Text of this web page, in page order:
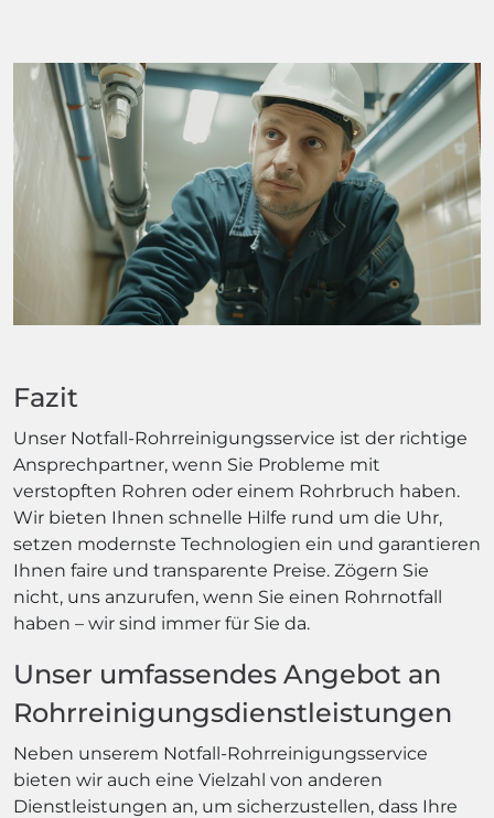
Fazit
Unser Notfall-Rohrreinigungsservice ist der richtige
Ansprechpartner, wenn Sie Probleme mit
verstopften Rohren oder einem Rohrbruch haben.
Wir bieten Ihnen schnelle Hilfe rund um die Uhr,
setzen modernste Technologien ein und garantieren
Ihnen faire und transparente Preise. Zögern Sie
nicht, uns anzurufen, wenn Sie einen Rohrnotfall
haben – wir sind immer für Sie da.
Unser umfassendes Angebot an
Rohrreinigungsdienstleistungen
Neben unserem Notfall-Rohrreinigungsservice
bieten wir auch eine Vielzahl von anderen
Dienstleistungen an, um sicherzustellen, dass Ihre